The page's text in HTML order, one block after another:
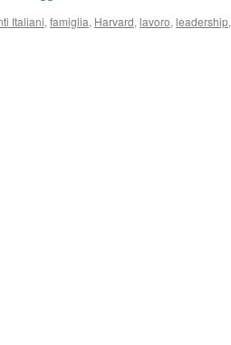
Italiani, famiglia, Harvard, lavoro, leadership,